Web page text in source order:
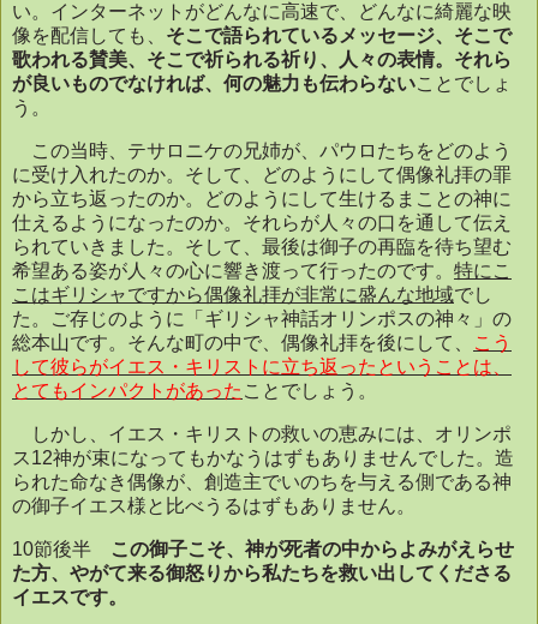
い。インターネットがどんなに高速で、どんなに綺麗な映
像を配信しても、 そこで語られているメッセージ、そこで
歌われる賛美、そこで祈られる祈り、人々の表情。それら
が良いものでなければ、何の魅力も伝わらないことでしょ
う。
この当時、テサロニケの兄姉が、パウロたちをどのよう
に受け入れたのか。そして、どのようにして偶像礼拝の罪
から立ち返ったのか。どのようにして生けるまことの神に
仕えるようになったのか。それらが人々の口を通して伝え
られていきました。そして、最後は御子の再臨を待ち望む
希望ある姿が人々の心に響き渡って行ったのです。 特にこ
こはギリシャですから偶像礼拝が非常に盛んな地域でし
た。ご存じのように「ギリシャ神話オリンポスの神々」の
総本山です。そんな町の中で、偶像礼拝を後にして、
こう
して彼らがイエス・キリストに立ち返ったということは、
とてもインパクトがあった ことでしょう。
しかし、イエス・キリストの救いの恵みには、オリンポ
ス 12神が束になってもかなうはずもありませんでした。造
られた命なき偶像が、創造主でいのちを与える側である神
の御子イエス様と比べうるはずもありません。
10節後半
この御子こそ、神が死者の中からよみがえらせ
た方、やがて来る御怒りから私たちを救い出してくださる
イエスです。